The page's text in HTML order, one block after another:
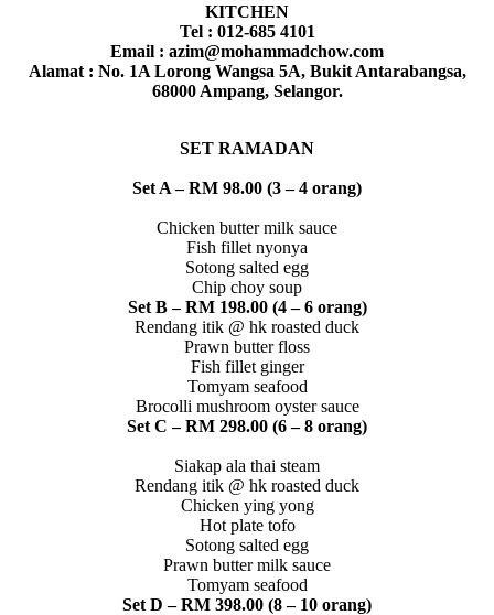
KITCHEN
Tel : 012-685 4101
Email : azim@mohammadchow.com
Alamat : No. 1A Lorong Wangsa 5A, Bukit Antarabangsa,
68000 Ampang, Selangor.
SET RAMADAN
Set A – RM 98.00 (3 – 4 orang)
Chicken butter milk sauce
Fish fillet nyonya
Sotong salted egg
Chip choy soup
Set B – RM 198.00 (4 – 6 orang)
Rendang itik @ hk roasted duck
Prawn butter floss
Fish fillet ginger
Tomyam seafood
Brocolli mushroom oyster sauce
Set C – RM 298.00 (6 – 8 orang)
Siakap ala thai steam
Rendang itik @ hk roasted duck
Chicken ying yong
Hot plate tofo
Sotong salted egg
Prawn butter milk sauce
Tomyam seafood
Set D – RM 398.00 (8 – 10 orang)